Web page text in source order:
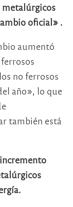
metalúrgicos
oficial» .
aumentó
no ferrosos
año», lo que
también está